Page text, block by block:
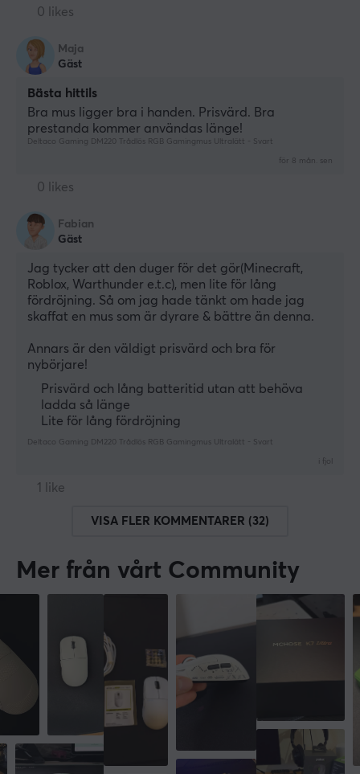
0 likes
Maja
Gäst
Bästa hittils
Bra mus ligger bra i handen. Prisvärd. Bra
prestanda kommer användas länge!
Deltaco Gaming DM220 Trådlös RGB Gamingmus Ultralätt - Svart
för 8 mån. sen
0 likes
Fabian
Gäst
Jag tycker att den duger för det gör(Minecraft,
Roblox, Warthunder e.t.c), men lite för lång
fördröjning. Så om jag hade tänkt om hade jag
skaffat en mus som är dyrare & bättre än denna.
Annars är den väldigt prisvärd och bra för
nybörjare!
Prisvärd och lång batteritid utan att behöva
ladda så länge
Lite för lång fördröjning
Deltaco Gaming DM220 Trådlös RGB Gamingmus Ultralätt - Svart
1 like
VISA FLER KOMMENTARER (32)
Mer från vårt Community